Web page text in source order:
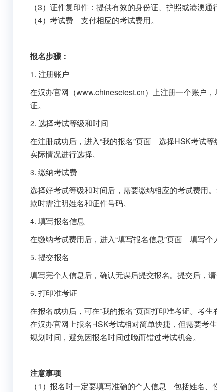
（3）证件复印件：提供有效的身份证、护照或港澳通
（4）考试费：支付相应的考试费用。
报名步骤：
1. 注册账户
在汉办官网（www.chinesetest.cn）上注册一个账户
证。
2. 选择考试等级和时间
在注册成功后，进入“我的报名”页面，选择HSK考试
实际情况进行选择。
3. 缴纳考试费
选择好考试等级和时间后，需要缴纳相应的考试费用
款时需注明姓名和证件号码。
4. 填写报名信息
在缴纳考试费用后，进入“填写报名信息”页面，填写
5. 提交报名
填写完个人信息后，确认无误后提交报名。提交后，
6. 打印准考证
在报名成功后，可在“我的报名”页面打印准考证。考
在汉办官网上报名HSK考试相对简单快捷，但需要考
规划时间，避免因报名时间过晚而错过考试机会。
注意事项
（1）报名时一定要填写准确的个人信息，包括姓名